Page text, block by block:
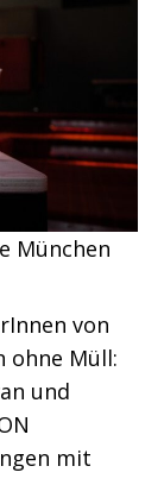
München
von
ohne Müll:
und
mit